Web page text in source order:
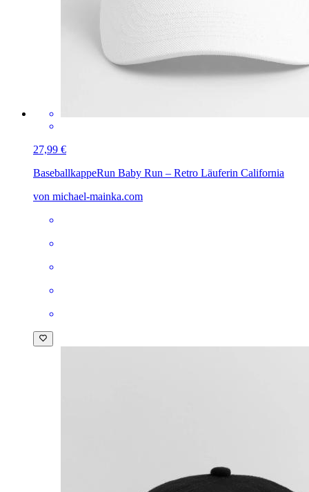
27,99 €
BaseballkappeRun Baby Run – Retro Läuferin California
von michael-mainka.com